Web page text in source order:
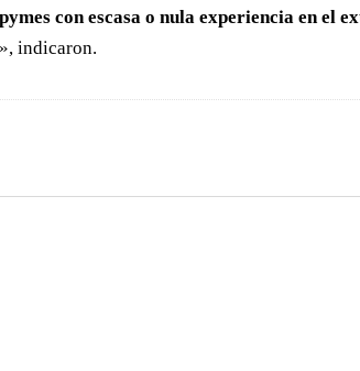
con escasa o nula experiencia en el
indicaron.